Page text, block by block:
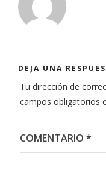
DEJA UNA
Tu dirección de
campos obligatorios
COMENTARIO *